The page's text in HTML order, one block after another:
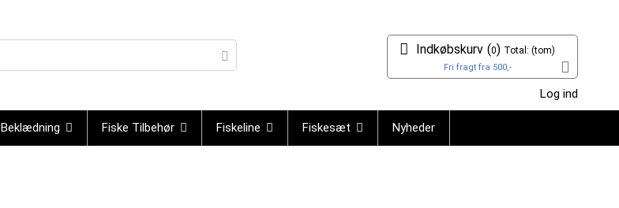
Indkøbskurv (0) Total: (tom)
Fri fragt fra 500,-
Log ind
Beklædning Fiske Tilbehør Fiskeline Fiskesæt Nyheder